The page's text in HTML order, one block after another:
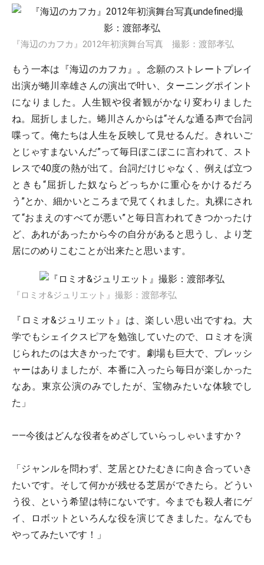
『海辺のカフカ』2012年初演舞台写真 撮影：渡部孝弘
もう一本は『海辺のカフカ』。念願のストレートプレイ
出演が蜷川幸雄さんの演出で叶い、ターニングポイント
になりました。人生観や役者観がかなり変わりました
ね。屈折しました。蜷川さんからは“そんな通る声で台詞
喋って。俺たちは人生を反映して見せるんだ。きれいご
とじゃすまないんだ”って毎日ぼこぼこに言われて、スト
レスで40度の熱が出て。台詞だけじゃなく、例えば立つ
ときも“屈折した奴ならどっちかに重心をかけるだろ
う”とか、細かいところまで見てくれました。丸裸にされ
て“おまえのすべてが悪い”と毎日言われてきつかったけ
ど、あれがあったから今の自分があると思うし、より芝
居にのめりこむことが出来たと思います。
『ロミオ&ジュリエット』撮影：渡部孝弘
『ロミオ&ジュリエット』は、楽しい思い出ですね。大
学でもシェイクスピアを勉強していたので、ロミオを演
じられたのは大きかったです。劇場も巨大で、プレッシ
ャーはありましたが、本番に入ったら毎日が楽しかった
なあ。東京公演のみでしたが、宝物みたいな体験でし
た」
――今後はどんな役者をめざしていらっしゃいますか？
「ジャンルを問わず、芝居とひたむきに向き合っていき
たいです。そして何かが残せる芝居ができたら。どうい
う役、という希望は特にないです。今までも殺人者にゲ
イ、ロボットといろんな役を演じてきました。なんでも
やってみたいです！」